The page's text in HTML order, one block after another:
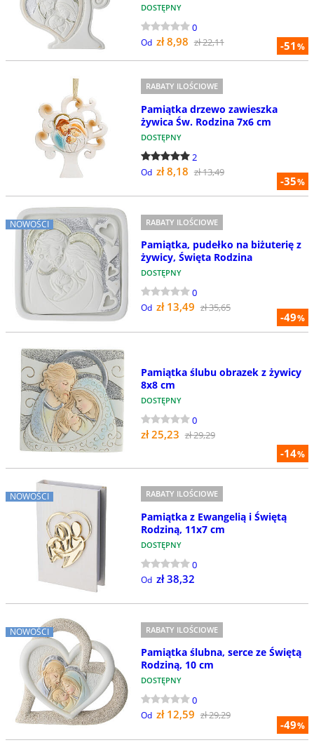
-51%
DOSTĘPNY
0
Od zł 8,98 zł 22,11
-35%
RABATY ILOŚCIOWE
Pamiątka drzewo zawieszka
żywica Św. Rodzina 7x6 cm
DOSTĘPNY
2
Od zł 8,18 zł 13,49
NOWOŚCI
-49%
RABATY ILOŚCIOWE
Pamiątka, pudełko na biżuterię z
żywicy, Święta Rodzina
DOSTĘPNY
0
Od zł 13,49 zł 35,65
-14%
Pamiątka ślubu obrazek z żywicy
8x8 cm
DOSTĘPNY
0
zł 25,23 zł 29,29
NOWOŚCI RABATY ILOŚCIOWE
Pamiątka z Ewangelią i Świętą
Rodziną, 11x7 cm
DOSTĘPNY
0
Od zł 38,32
NOWOŚCI
-49%
RABATY ILOŚCIOWE
Pamiątka ślubna, serce ze Świętą
Rodziną, 10 cm
DOSTĘPNY
0
Od zł 12,59 zł 29,29